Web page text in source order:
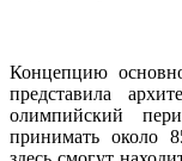
Концепцию
представила
олимпийский
принимать около